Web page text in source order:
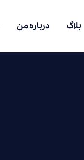
بلاگ درباره من